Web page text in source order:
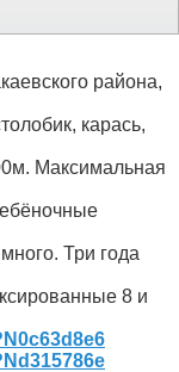
района,
карась,
Максимальная
Три года
8 и